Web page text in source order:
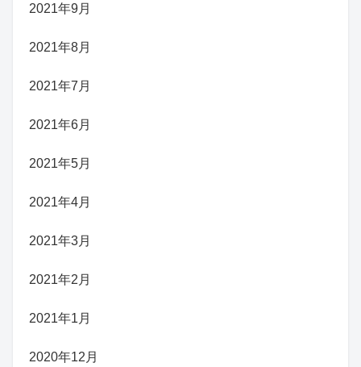
2021年9月
2021年8月
2021年7月
2021年6月
2021年5月
2021年4月
2021年3月
2021年2月
2021年1月
2020年12月